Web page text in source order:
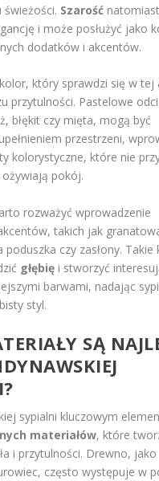
świeżości. Szarość natomiast
i może posłużyć jako
dodatków i akcentów.
który sprawdzi się w tej
przytulności. Pastelowe
błękit czy mięta, mogą być
przestrzeni,
kolorystyczne, które nie
pokój.
rozważyć wprowadzenie
takich jak
poduszka czy zasłony. Takie
głębię i stworzyć
barwami, nadając
styl.
SĄ
sypialni kluczowym
materiałów, które
i przytulności. Drewno, jako
często występuje w